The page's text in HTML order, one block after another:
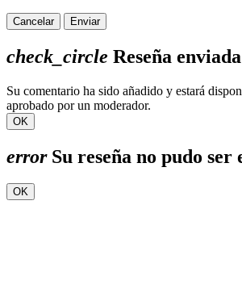
Cancelar Enviar
check_circle Reseña enviada
Su comentario ha sido añadido y estará
aprobado por un moderador.
OK
errorSu reseña no pudo ser
OK